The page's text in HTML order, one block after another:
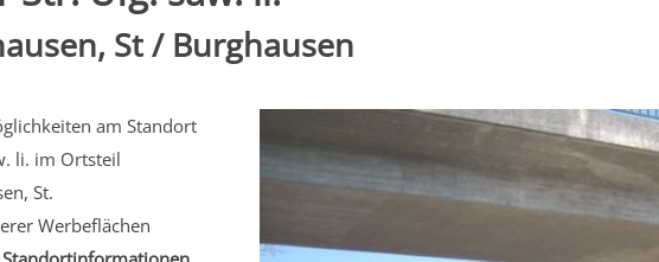
St / Burghausen
am Standort
li. im Ortsteil
St.
Werbeflächen